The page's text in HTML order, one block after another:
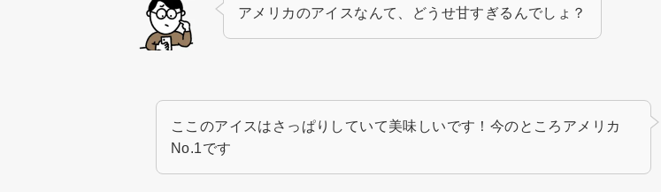
アメリカのアイスなんて、どうせ甘すぎるんでしょ？
ここのアイスはさっぱりしていて美味しいです！今のところアメリカ
No.1です